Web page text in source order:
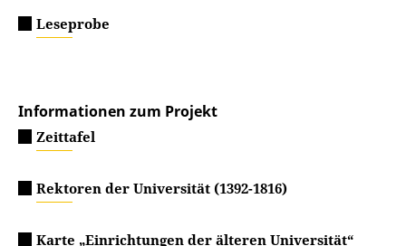
„Zur Himmelspforte“ lebten.
Leseprobe
Informationen zum Projekt
Zeittafel
Rektoren der Universität (1392-1816)
Karte „Einrichtungen der älteren Universität“